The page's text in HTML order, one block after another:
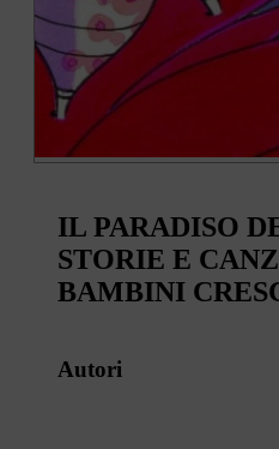
IL PARADISO
STORIE E
BAMBINI
Autori